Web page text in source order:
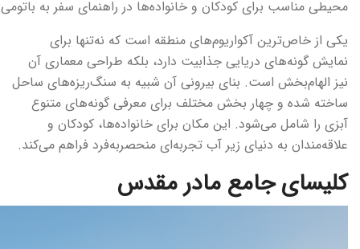
محیطی مناسب برای کودکان و خانواده‌ها در راهنمای سفر به باتومی
یکی از خاص‌ترین آکواریوم‌های منطقه است که نه‌تنها برای
نمایش گونه‌های دریایی جذابیت دارد، بلکه طراحی معماری آن
نیز الهام‌بخش است. بنای بیرونی آن شبیه به سنگ‌ریزه‌های ساحل
ساخته شده و چهار بخش مختلف برای معرفی گونه‌های متنوع
آبزی را شامل می‌شود. این مکان برای خانواده‌ها، کودکان و
علاقه‌مندان به دنیای زیر آب تجربه‌ای منحصربه‌فرد فراهم می‌کند.
کلیسای جامع مادر مقدس